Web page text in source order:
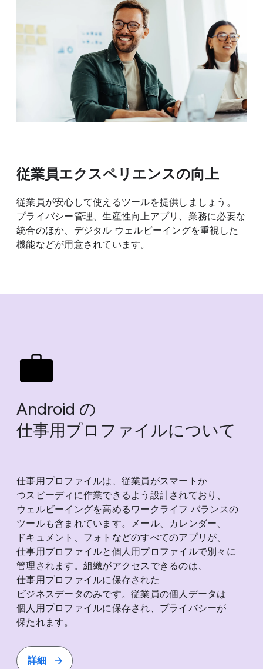
従業員エクスペリエンスの​向上
従業員が​安心して​使える​ツールを​提供しましょう。​
プライバシー管理、​生産性向上アプリ、​業務に​必要な​
統合の​ほか、​デジタル ウェルビーイングを​重視した​
機能などが​用意されています。
Android の​
仕事用プロファイルに​ついて
仕事用プロファイルは、​従業員が​スマートか​
つスピーディに​作業できるよう​設計されており、​
ウェルビーイングを​高める​ワークライフ バランスの​
ツールも​含まれています。​メール、​カレンダー、​
ドキュメント、​フォトなどの​すべての​アプリが、​
仕事用プロファイルと​個人用プロファイルで​別々に​
管理されます。​組織が​アクセスできるのは、​
仕事用プロファイルに​保存された​
ビジネスデータのみです。​従業員の​個人データは​
個人用プロファイルに​保存され、​プライバシーが​
保たれます。
詳細